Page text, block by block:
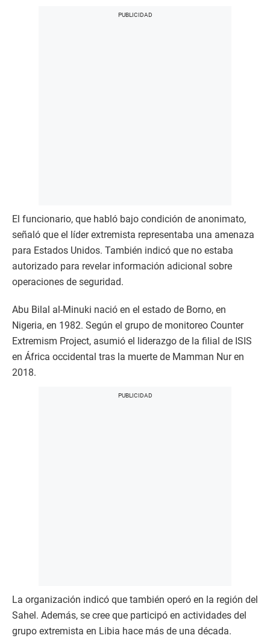
El funcionario, que habló bajo condición de anonimato,
señaló que el líder extremista representaba una amenaza
para Estados Unidos. También indicó que no estaba
autorizado para revelar información adicional sobre
operaciones de seguridad.
Abu Bilal al-Minuki nació en el estado de Borno, en
Nigeria, en 1982. Según el grupo de monitoreo Counter
Extremism Project, asumió el liderazgo de la filial de ISIS
en África occidental tras la muerte de Mamman Nur en
2018.
La organización indicó que también operó en la región del
Sahel. Además, se cree que participó en actividades del
grupo extremista en Libia hace más de una década.